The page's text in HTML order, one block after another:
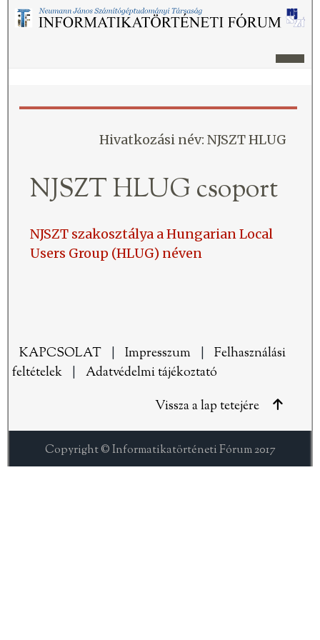
Hivatkozási név: NJSZT HLUG
NJSZT HLUG csoport
NJSZT szakosztálya a Hungarian Local
Users Group (HLUG) néven
KAPCSOLAT Impresszum
Felhasználási
feltételek
Adatvédelmi tájékoztató
Vissza a lap tetejére
Copyright © Informatikatörténeti Fórum 2017